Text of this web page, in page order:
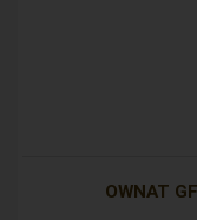
OWNAT